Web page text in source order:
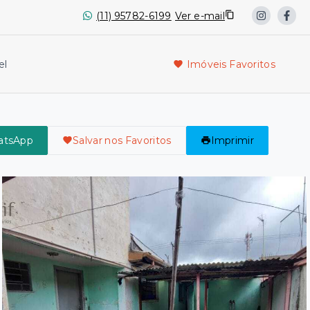
(11) 95782-6199 Ver e-mail
Imóveis Favoritos
Salvar nos Favoritos Imprimir